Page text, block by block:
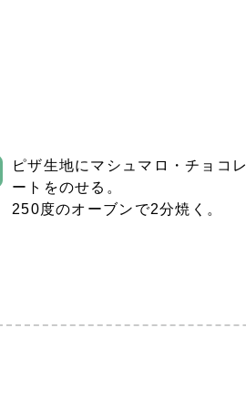
ピザ生地にマシュマロ・チョコレ
ートをのせる。
250度のオーブンで2分焼く。